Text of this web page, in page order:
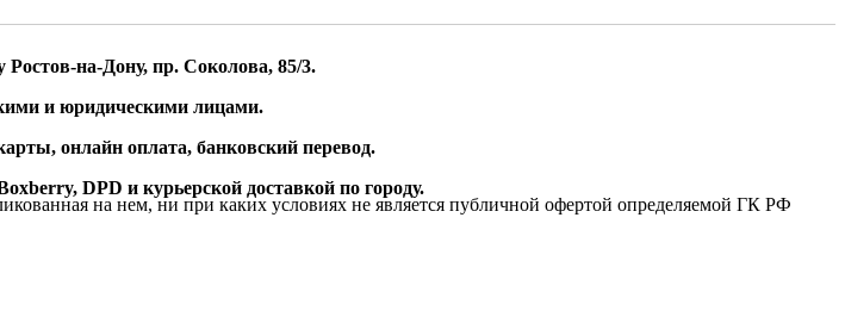
Ростов-на-Дону, пр. Соколова, 85/3.
и юридическими лицами.
онлайн оплата, банковский перевод.
DPD и курьерской доставкой по городу.
на нем, ни при каких условиях не является публичной офертой определяемой ГК РФ